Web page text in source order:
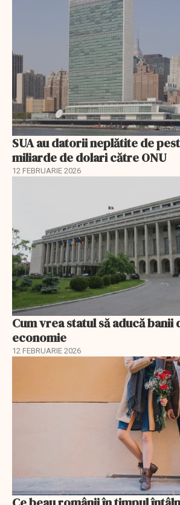
SUA au datorii neplătite de
miliarde de dolari către ONU
12 FEBRUARIE 2026
Cum vrea statul să aducă banii
economie
12 FEBRUARIE 2026